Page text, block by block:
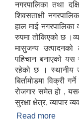
नगरपालिका तथा
शिवसताक्षी
हाल माई
रुपमा तोकिएको छ
मासुजन्य
पहिचान बनाएको यस
रहेको छ । स्थानीय
बिर्तामोडमा विक्री
रोजगार समेत हो ,
सुरक्षा क्षेत्र, व्यापार
Read more